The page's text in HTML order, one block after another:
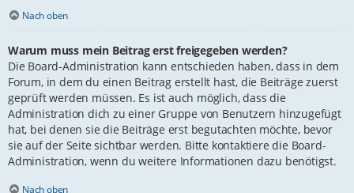
Nach oben
Warum muss mein Beitrag erst freigegeben werden?
Die Board-Administration kann entschieden haben, dass in dem
Forum, in dem du einen Beitrag erstellt hast, die Beiträge zuerst
geprüft werden müssen. Es ist auch möglich, dass die
Administration dich zu einer Gruppe von Benutzern hinzugefügt
hat, bei denen sie die Beiträge erst begutachten möchte, bevor
sie auf der Seite sichtbar werden. Bitte kontaktiere die Board-
Administration, wenn du weitere Informationen dazu benötigst.
Nach oben